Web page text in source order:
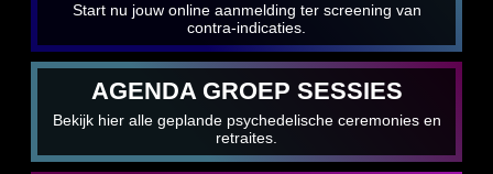
Start nu jouw online aanmelding ter screening van
contra-indicaties.
AGENDA GROEP SESSIES
Bekijk hier alle geplande psychedelische ceremonies en
retraites.